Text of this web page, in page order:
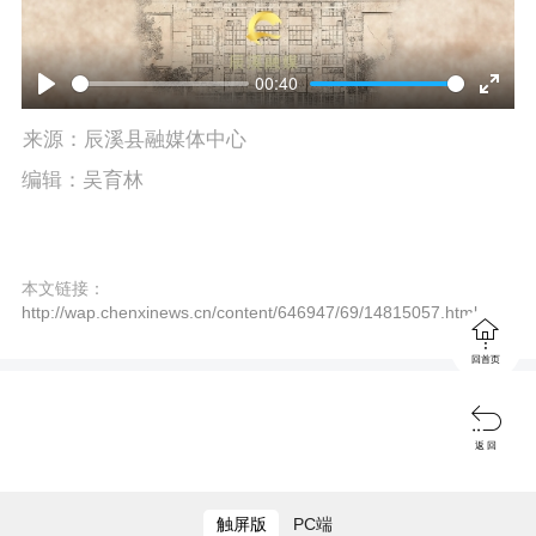
P
l
00:40
E
f
l
来源：辰溪县融媒体中心
编辑：吴育林
本文链接：
http://wap.chenxinews.cn/content/646947/69/14815057.html
触屏版 PC端

回首页

返 回